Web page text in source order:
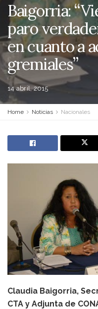
Baigorria:
paro
en cuanto a
gremiales”
14 abril, 2015
Home Noticias Nacionales
Claudia Baigorria,
CTA y Adjunta de